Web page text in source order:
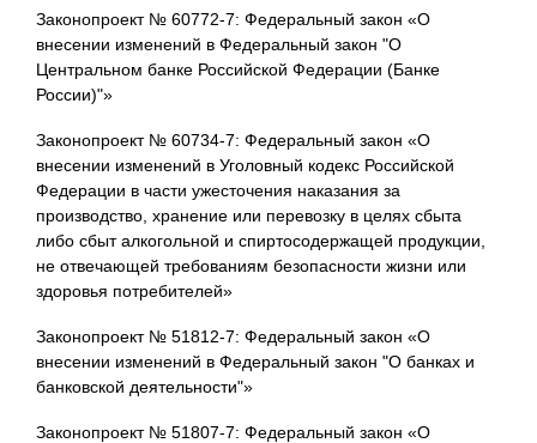
Законопроект № 60772-7: Федеральный закон «О
внесении изменений в Федеральный закон "О
Центральном банке Российской Федерации (Банке
России)"»
Законопроект № 60734-7: Федеральный закон «О
внесении изменений в Уголовный кодекс Российской
Федерации в части ужесточения наказания за
производство, хранение или перевозку в целях сбыта
либо сбыт алкогольной и спиртосодержащей продукции,
не отвечающей требованиям безопасности жизни или
здоровья потребителей»
Законопроект № 51812-7: Федеральный закон «О
внесении изменений в Федеральный закон "О банках и
банковской деятельности"»
Законопроект № 51807-7: Федеральный закон «О